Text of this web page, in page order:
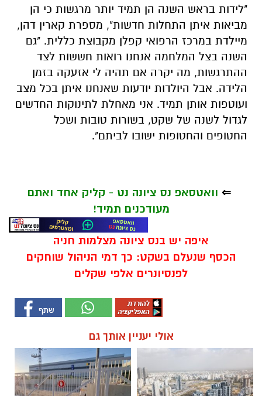
"לידות בראש השנה הן תמיד יותר מרגשות כי הן
מביאות איתן התחלות חדשות", מספרת קארין דהן,
מיילדת במרכז הרפואי קפלן מקבוצת כללית. "גם
השנה בצל המלחמה אנחנו רואות חששות לצד
ההתרגשות, מה יקרה אם תהיה לי אזעקה בזמן
הלידה. אבל היולדות יודעות שאנחנו איתן בכל מצב
ועוטפות אותן תמיד. אני מאחלת לתינוקות החדשים
לגדול לשנה של שקט, בשורות טובות ושכל
החטופים והחטופות ישובו לביתם".
⇐ וואטסאפ נס ציונה נט - קליק אחד ואתם
מעודכנים תמיד!
איפה יש בנס ציונה מצלמות חניה
הכסף שנעלם בשקט: כך דמי הניהול שוחקים
לפנסיונרים אלפי שקלים
אולי יעניין אותך גם